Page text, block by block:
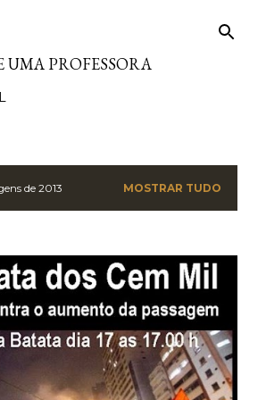
UMA PROFESSORA
de 2013 MOSTRAR TUDO